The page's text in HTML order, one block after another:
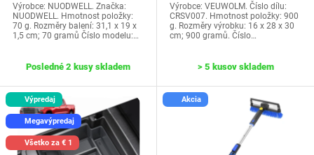
Výrobce: NUODWELL. Značka:
NUODWELL. Hmotnost položky:
70 g. Rozměry balení: 31,1 x 19 x
1,5 cm; 70 gramů Číslo modelu:…
Posledné 2 kusy skladem
Výrobce: ‎VEUWOLM. Číslo dílu:
CRSV007. Hmotnost položky: 900
g. Rozměry výrobku: ‎16 x 28 x 30
cm; 900 gramů. Číslo…
> 5 kusov skladem
Výpredaj
Megavýpredaj
Všetko za € 1
Akcia